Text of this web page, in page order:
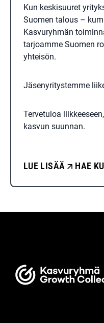
Kun keskisuuret
Suomen talous –
Kasvuryhmän
tarjoamme Suomen
yhteisön.
Jäsenyritystemme
Tervetuloa
kasvun suunnan.
LUE LISÄÄ HAE